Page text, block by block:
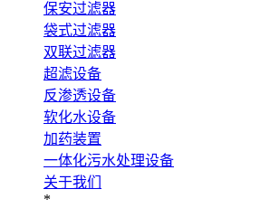
保安过滤器
袋式过滤器
双联过滤器
超滤设备
反渗透设备
软化水设备
加药装置
一体化污水处理设备
关于我们
*